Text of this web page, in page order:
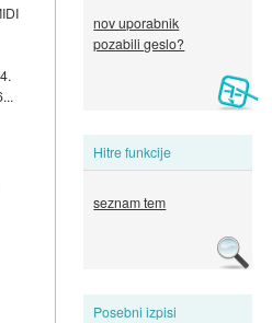
nov uporabnik
pozabili geslo?
Hitre funkcije
seznam tem
Posebni izpisi